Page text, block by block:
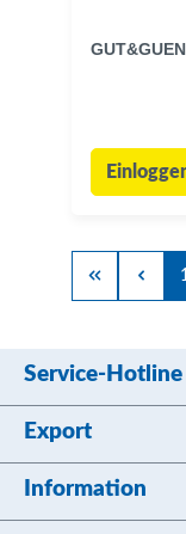
1
Service-Hotline
Export
Information